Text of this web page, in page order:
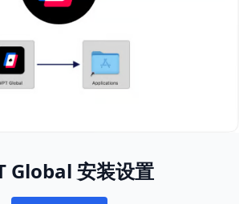
Global 安装设置